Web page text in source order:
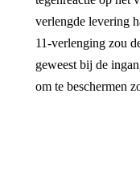
verlengde levering
11-verlenging zou
geweest bij de
om te beschermen